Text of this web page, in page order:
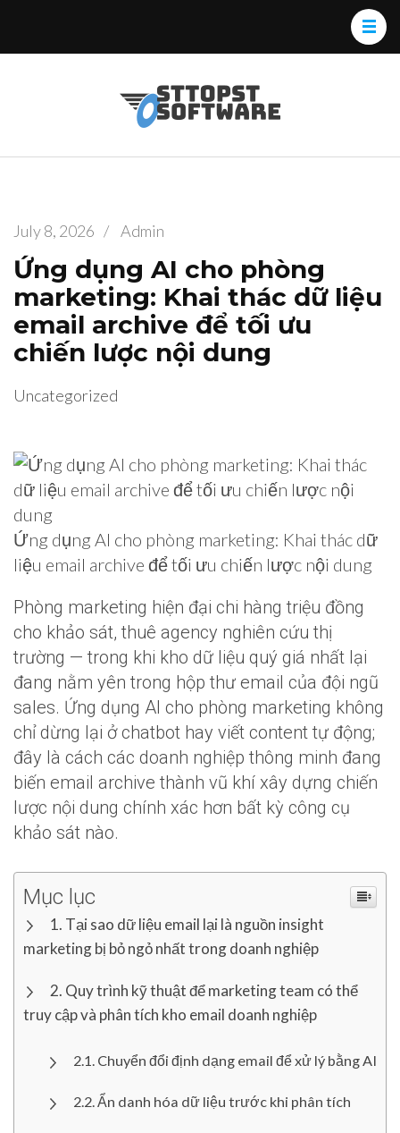
July 8, 2026 / Admin
Ứng dụng AI cho phòng
marketing: Khai thác dữ liệu
email archive để tối ưu
chiến lược nội dung
Uncategorized
Ứng dụng AI cho phòng marketing: Khai thác dữ
liệu email archive để tối ưu chiến lược nội dung
Phòng marketing hiện đại chi hàng triệu đồng
cho khảo sát, thuê agency nghiên cứu thị
trường — trong khi kho dữ liệu quý giá nhất lại
đang nằm yên trong hộp thư email của đội ngũ
sales. Ứng dụng AI cho phòng marketing không
chỉ dừng lại ở chatbot hay viết content tự động;
đây là cách các doanh nghiệp thông minh đang
biến email archive thành vũ khí xây dựng chiến
lược nội dung chính xác hơn bất kỳ công cụ
khảo sát nào.
Mục lục
Tại sao dữ liệu email lại là nguồn insight
marketing bị bỏ ngỏ nhất trong doanh nghiệp
Quy trình kỹ thuật để marketing team có thể
truy cập và phân tích kho email doanh nghiệp
Chuyển đổi định dạng email để xử lý bằng AI
Ẩn danh hóa dữ liệu trước khi phân tích